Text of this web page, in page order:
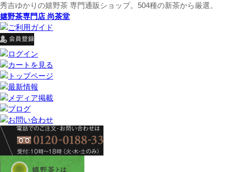
秀吉ゆかりの嬉野茶 専門通販ショップ。504種の新茶から厳選。
嬉野茶専門店 尚茶堂